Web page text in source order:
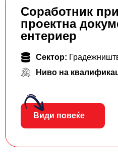
Соработник
проектна
ентериер
Сектор:
Ниво на
Види повеќе